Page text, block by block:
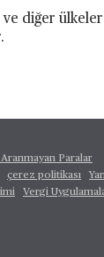
diğer
Paralar
çerez politikası
Vergi